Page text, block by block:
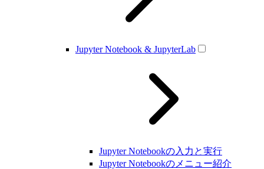
Jupyter Notebook & JupyterLab
Jupyter Notebookの入力と実行
Jupyter Notebookのメニュー紹介